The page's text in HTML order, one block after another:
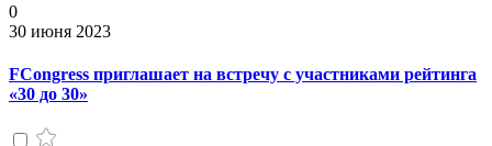
0
30 июня 2023
FCongress приглашает на встречу с участниками рейтинга
«30 до 30»